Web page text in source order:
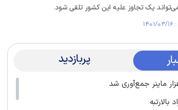
یک تجاوز علیه این کشور تلقی شود.
پربازدید